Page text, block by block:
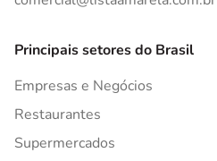
Principais setores do Brasil
Empresas e Negócios
Restaurantes
Supermercados